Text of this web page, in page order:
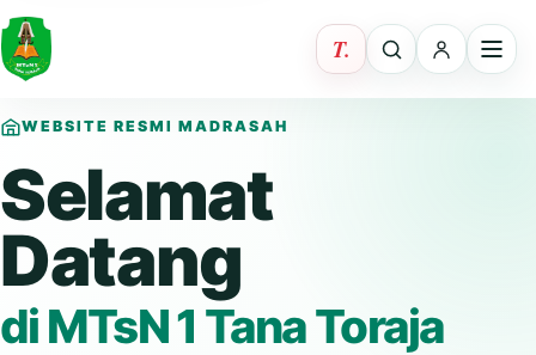
WEBSITE RESMI MADRASAH
Selamat
Datang
di MTsN 1 Tana Toraja